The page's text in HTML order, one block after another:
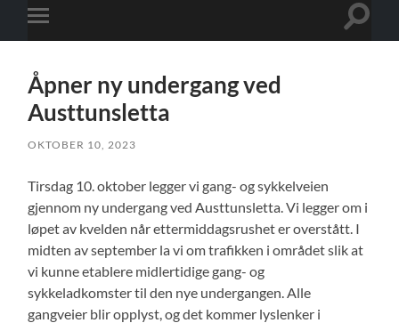
Veksle
mobilmeny
Veksle
Åpner ny undergang ved
Austtunsletta
OKTOBER 10, 2023
Tirsdag 10. oktober legger vi gang- og sykkelveien
gjennom ny undergang ved Austtunsletta. Vi legger om i
løpet av kvelden når ettermiddagsrushet er overstått. I
midten av september la vi om trafikken i området slik at
vi kunne etablere midlertidige gang- og
sykkeladkomster til den nye undergangen. Alle
gangveier blir opplyst, og det kommer lyslenker i